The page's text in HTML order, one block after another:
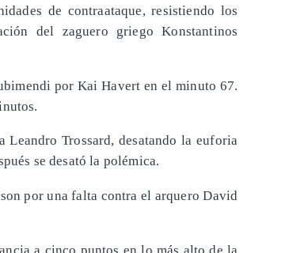
de contraataque, resistiendo los
del zaguero griego Konstantinos
por Kai Havert en el minuto 67.
Trossard, desatando la euforia
se desató la polémica.
por una falta contra el arquero David